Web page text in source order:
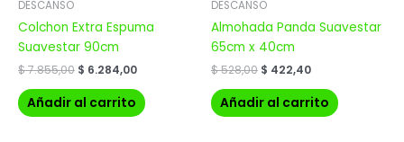
DESCANSO
Colchon Extra Espuma
Suavestar 90cm
$7.855,00 $ 6.284,00
Añadir al carrito
DESCANSO
Almohada Panda Suavestar
65cm x 40cm
$528,00 $ 422,40
Añadir al carrito